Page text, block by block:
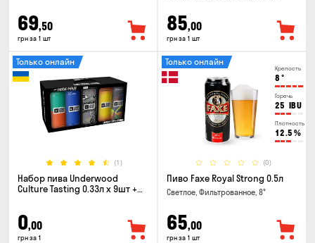
69,50
грн за 1 шт
85,00
грн за 1 шт
(1)
Только онлайн
Набор пива Underwood
Culture Tasting 0.33л x 9шт +
0,00
грн за 1
Крепость
8 °
Горечь
25 IBU
Плотность
12.5 %
(0)
Только онлайн
Пиво Faxe Royal Strong 0.5л
Светлое, Фильтрованное, 8°
65,00
грн за 1 шт